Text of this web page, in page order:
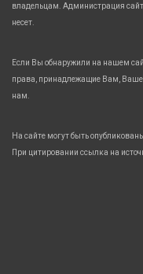
владельцам. Администрация
несет.
Если Вы обнаружили на нашем
права, принадлежащие Вам,
нам.
На сайте могут быть
При цитировании ссылка на